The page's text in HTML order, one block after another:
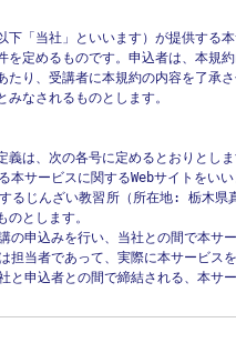
利用料金を請求するため
性を有すると合理的に認められる場
、変更後の目的について、当社所定
、あらかじめユーザの同意を得るこ
す。
護のために必要がある場合であって
な育成の推進のために特に必要が
またはその委託を受けた者が法令の
を及ぼすおそれがあるとき
表し、かつ当社が個人情報保護委員
むこと
下「当社」といいます）が提供する
定めるものです。申込者は、本規
り、受講者に本規約の内容を了承
なされるものとします。
は、次の各号に定めるとおりとしま
サービスに関するWebサイトをいい
るじんざい教習所（所在地: 栃木県
とします。
申込みを行い、当社との間で本サ
当者であって、実際に本サービス
申込者との間で締結される、本サ